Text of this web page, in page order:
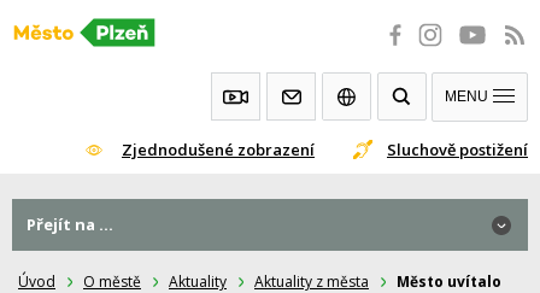
Přeskočit
Zjednodušené zobrazení Sluchově postižení
MENU
Úvod O městě Aktuality Aktuality z města
Město uvítalo
Přejít na ...